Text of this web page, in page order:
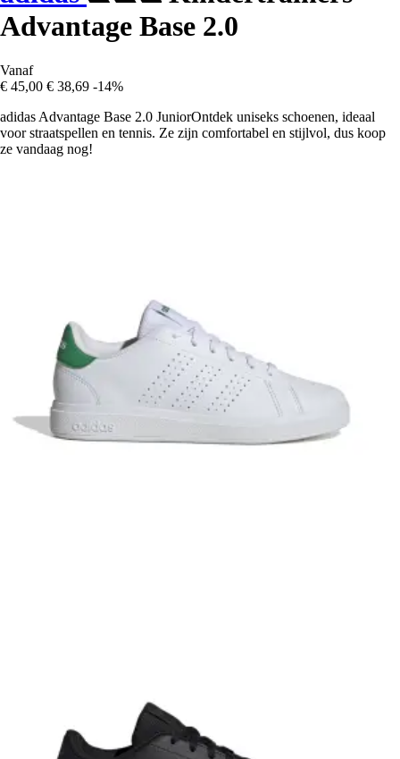
Advantage Base 2.0
Vanaf
€ 45,00 € 38,69 -14%
adidas Advantage Base 2.0 JuniorOntdek uniseks schoenen, ideaal
voor straatspellen en tennis. Ze zijn comfortabel en stijlvol, dus koop
ze vandaag nog!